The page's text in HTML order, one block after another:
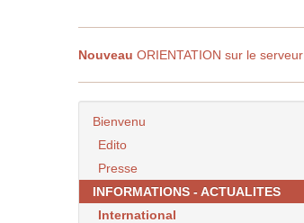
Nouveau ORIENTATION sur le serveur
Bienvenu
Edito
Presse
INFORMATIONS - ACTUALITES
International